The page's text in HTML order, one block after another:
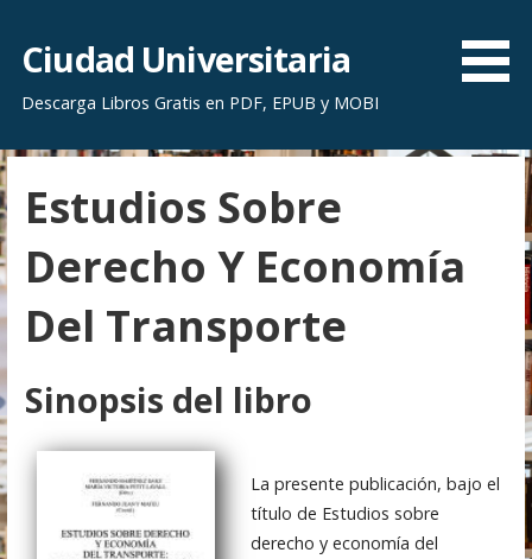
r
a
l
c
o
n
e
n
i
d
o
Ciudad Universitaria
Descarga Libros Gratis en PDF, EPUB y MOBI
Estudios Sobre
Derecho Y Economía
Del Transporte
Sinopsis del libro
La presente publicación, bajo el
título de Estudios sobre
derecho y economía del